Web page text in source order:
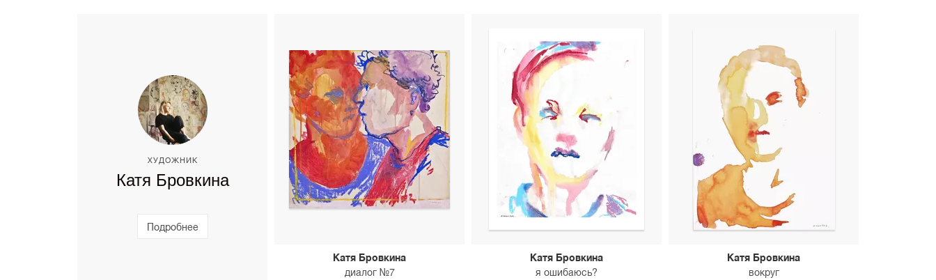
ХУДОЖНИК
Катя Бровкина
Подробнее
Катя Бровкина
диалог №7
Катя Бровкина
я ошибаюсь?
Катя Бровкина
вокруг